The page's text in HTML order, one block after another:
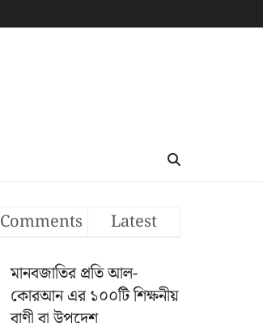
Comments
Latest
মানবজাতির প্রতি আল-
কোরআন এর ১০০টি শিক্ষনীয়